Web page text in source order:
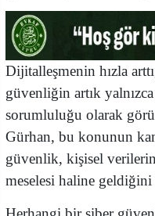
Dijitalleşmenin hızla
güvenliğin artık
sorumluluğu olarak
Gürhan, bu konunun
güvenlik, kişisel
meselesi haline